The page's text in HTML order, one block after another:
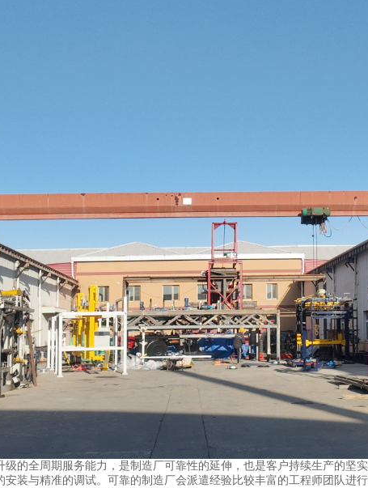
全周期服务能力，是制造厂可靠性的延伸，也是客户持续生产的坚实
与精准的调试。可靠的制造厂会派遣经验比较丰富的工程师团队进